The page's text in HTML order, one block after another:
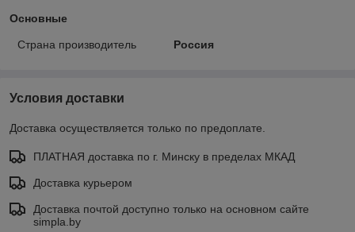
Основные
Страна производитель Россия
Условия доставки
Доставка осуществляется только по предоплате.
ПЛАТНАЯ доставка по г. Минску в пределах МКАД
Доставка курьером
Доставка почтой доступно только на основном сайте
simpla.by